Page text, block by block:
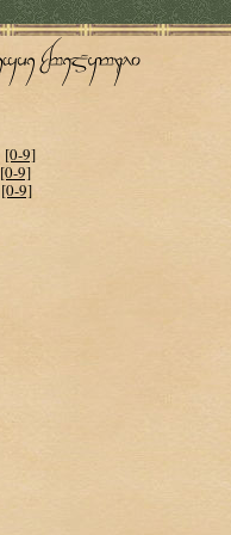
[0-9]
[0-9]
[0-9]